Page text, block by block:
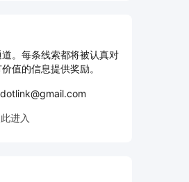
。每条线索都将被认真对
值的信息提供奖励。
进入